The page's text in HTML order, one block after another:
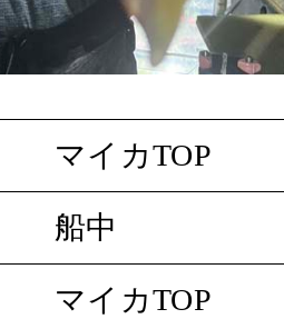
マイカTOP
船中
マイカTOP